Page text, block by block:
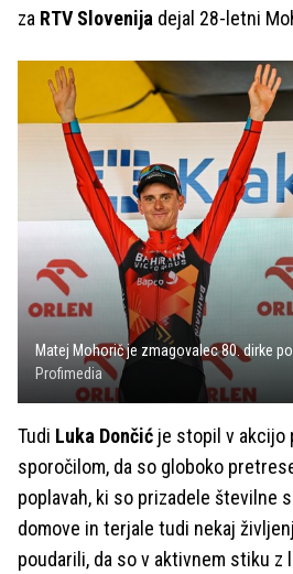
za RTV Slovenija dejal 28-letni
Matej Mohorič je zmagovalec 80. dirke
Profimedia
Tudi Luka Dončić je stopil v akcijo
sporočilom, da so globoko
poplavah, ki so prizadele številne
domove in terjale tudi nekaj
poudarili, da so v aktivnem stiku z